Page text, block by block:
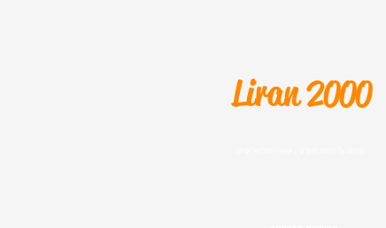
Liran 2000